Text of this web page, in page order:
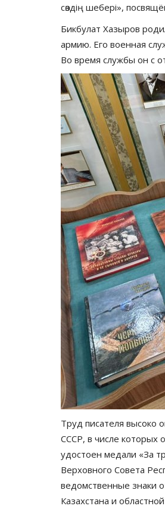
сөздің шебері»,
Бикбулат Хазыров
армию. Его военная
Во время службы он с
Труд писателя высоко
СССР, в числе которых
удостоен медали «За
Верховного Совета
ведомственные знаки
Казахстана и
Видео